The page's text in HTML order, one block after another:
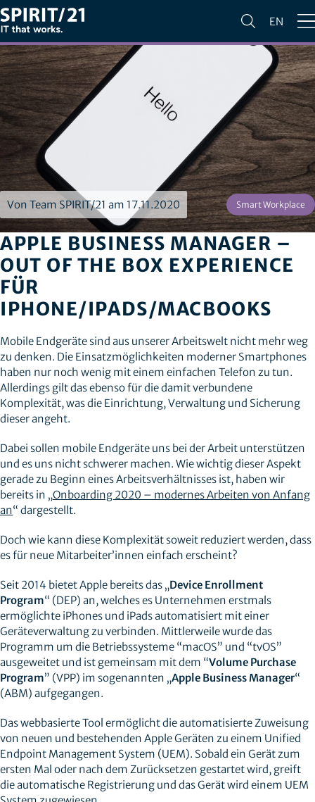
EN
Von Team SPIRIT/21 am 17.11.2020 Smart Workplace
APPLE BUSINESS MANAGER –
OUT OF THE BOX EXPERIENCE
FÜR
IPHONE/IPADS/MACBOOKS
Mobile Endgeräte sind aus unserer Arbeitswelt nicht mehr weg
zu denken. Die Einsatzmöglichkeiten moderner Smartphones
haben nur noch wenig mit einem einfachen Telefon zu tun.
Allerdings gilt das ebenso für die damit verbundene
Komplexität, was die Einrichtung, Verwaltung und Sicherung
dieser angeht.
Dabei sollen mobile Endgeräte uns bei der Arbeit unterstützen
und es uns nicht schwerer machen. Wie wichtig dieser Aspekt
gerade zu Beginn eines Arbeitsverhältnisses ist, haben wir
bereits in „Onboarding 2020 – modernes Arbeiten von Anfang
an“ dargestellt.
Doch wie kann diese Komplexität soweit reduziert werden, dass
es für neue Mitarbeiter’innen einfach erscheint?
Seit 2014 bietet Apple bereits das „Device Enrollment
Program“ (DEP) an, welches es Unternehmen erstmals
ermöglichte iPhones und iPads automatisiert mit einer
Geräteverwaltung zu verbinden. Mittlerweile wurde das
Programm um die Betriebssysteme “macOS” und “tvOS”
ausgeweitet und ist gemeinsam mit dem “Volume Purchase
Program” (VPP) im sogenannten „Apple Business Manager“
(ABM) aufgegangen.
Das webbasierte Tool ermöglicht die automatisierte Zuweisung
von neuen und bestehenden Apple Geräten zu einem Unified
Endpoint Management System (UEM). Sobald ein Gerät zum
ersten Mal oder nach dem Zurücksetzen gestartet wird, greift
die automatische Registrierung und das Gerät wird einem UEM